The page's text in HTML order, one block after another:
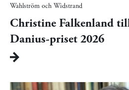
Wahlström och Widstrand
Christine Falkenland
Danius-priset 2026